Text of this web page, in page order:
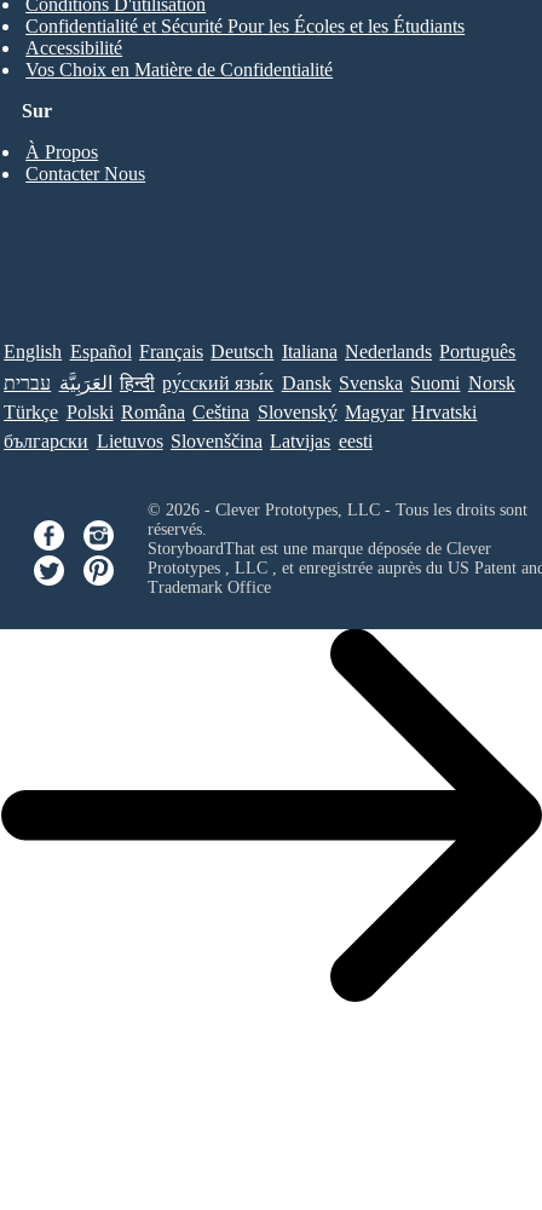
Sur
À Propos
Contacter Nous
Conditions D'utilisation
Confidentialité et Sécurité Pour les Écoles et les Étudiants
Accessibilité
Vos Choix en Matière de Confidentialité
English Español Français Deutsch Italiana Nederlands Português
עברית العَرَبِيَّة हिन्दी ру́сский язы́к Dansk Svenska Suomi Norsk
Türkçe Polski Româna Ceština Slovenský Magyar Hrvatski
български Lietuvos Slovenščina Latvijas eesti
© 2026 - Clever Prototypes, LLC - Tous les droits sont
réservés.
StoryboardThat est une marque déposée de Clever
Prototypes , LLC, et enregistrée auprès du US Patent
Trademark Office